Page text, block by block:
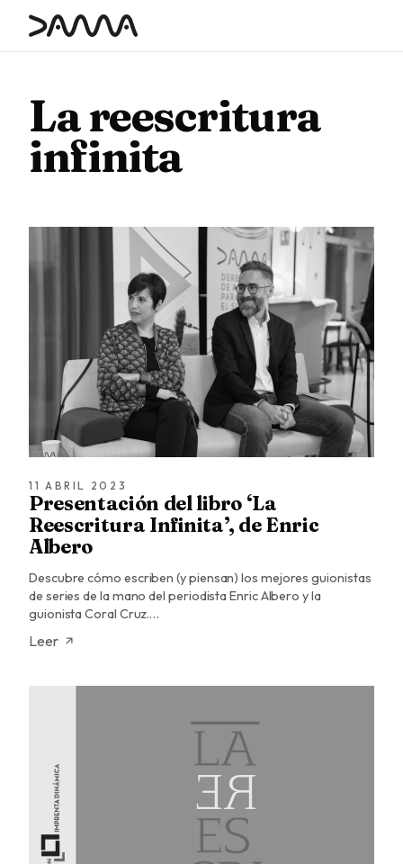
contenido
La reescritura
infinita
11 ABRIL 2023
Presentación del libro ‘La
Reescritura Infinita’, de Enric
Albero
Descubre cómo escriben (y piensan) los mejores guionistas
de series de la mano del periodista Enric Albero y la
guionista Coral Cruz.…
Leer